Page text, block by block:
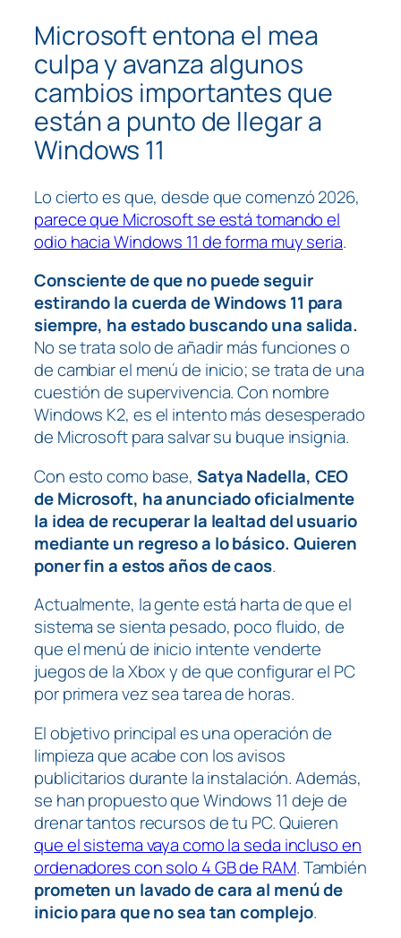
Microsoft entona el mea
culpay avanza algunos
cambios importantes que
están a punto de llegar a
Windows 11
Lo cierto es que, desde que comenzó 2026,
parece que Microsoft se está tomando el
odio hacia Windows 11 de forma muy seria.
Consciente de que no puede seguir
estirando la cuerda de Windows 11 para
siempre, ha estado buscando una salida.
No se trata solo de añadir más funciones o
de cambiar el menú de inicio; se trata de una
cuestión de supervivencia. Con nombre
Windows K2, es el intento más desesperado
de Microsoft para salvar su buque insignia.
Con esto como base, Satya Nadella, CEO
de Microsoft, ha anunciado oficialmente
la idea de recuperar la lealtad del usuario
mediante un regreso a lo básico. Quieren
poner fin a estos años de caos.
Actualmente, la gente está harta de que el
sistema se sienta pesado, poco fluido, de
que el menú de inicio intente venderte
juegos de la Xbox y de que configurar el PC
por primera vez sea tarea de horas.
El objetivo principal es una operación de
limpieza que acabe con los avisos
publicitarios durante la instalación. Además,
se han propuesto que Windows 11 deje de
drenar tantos recursos de tu PC. Quieren
que el sistema vaya como la seda incluso en
ordenadores con solo 4 GB de RAM. También
prometen un lavado de cara al menú de
inicio para que no sea tan complejo.